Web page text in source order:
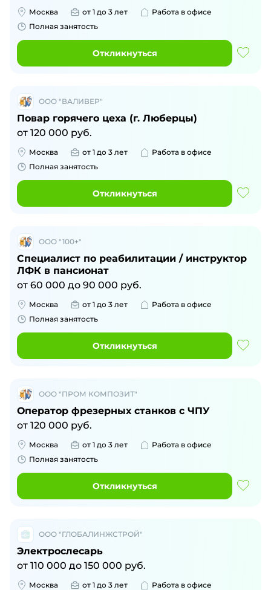
Москва от 1 до 3 лет
Работа в офисе
Полная занятость
Откликнуться
ООО "ВАЛИВЕР"
Повар горячего цеха (г. Люберцы)
от 120 000 руб.
Москва от 1 до 3 лет
Работа в офисе
Полная занятость
Откликнуться
ООО "100+"
Специалист по реабилитации / инструктор
ЛФК в пансионат
от 60 000 до 90 000 руб.
Москва от 1 до 3 лет
Работа в офисе
Полная занятость
Откликнуться
ООО "ПРОМ КОМПОЗИТ"
Оператор фрезерных станков с ЧПУ
от 120 000 руб.
Москва от 1 до 3 лет
Работа в офисе
Полная занятость
Откликнуться
ООО "ГЛОБАЛИНЖСТРОЙ"
Электрослесарь
от 110 000 до 150 000 руб.
Москва от 1 до 3 лет
Работа в офисе